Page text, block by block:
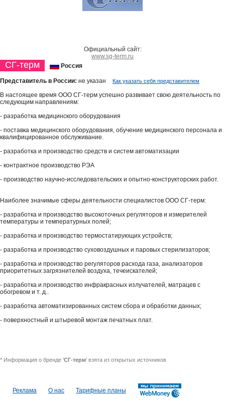
Официальный сайт:
www.sg-term.ru
СГ-терм Россия
Представитель в России: не указан Как указать себя представителем
В настоящее время ООО СГ-терм успешно развивает свою деятельность по
следующим направлениям:
- разработка медицинского оборудования
- поставка медицинского оборудования, обучение медицинского персонала и
квалифицированное обслуживание.
- разработка и производство средств и систем автоматизации
- контрактное производство РЭА
- производство научно-исследовательских и опытно-конструкторских работ.
Наиболее значимые сферы деятельности специалистов ООО СГ-терм:
- разработка и производство высокоточных регуляторов и измерителей
температуры и температурных полей;
- разработка и производство термостатирующих устройств;
- разработка и производство суховоздушных и паровых стерилизаторов;
- разработка и производство регуляторов расхода газа, анализаторов
приоритетных загрязнителей воздуха, течеискателей;
- разработка и производство инфракрасных излучателей, матрацев с
обогревом и т. д..
- разработка автоматизированных систем сбора и обработки данных;
- поверхностный и штыревой монтаж печатных плат.
* Информация о бренде 'СГ-терм' взята из открытых источников
Реклама О нас Тарифные планы